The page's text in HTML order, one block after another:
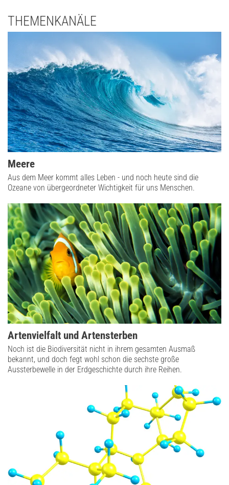
THEMENKANÄLE
Meere
Aus dem Meer kommt alles Leben - und noch heute sind die
Ozeane von übergeordneter Wichtigkeit für uns Menschen.
Artenvielfalt und Artensterben
Noch ist die Biodiversität nicht in ihrem gesamten Ausmaß
bekannt, und doch fegt wohl schon die sechste große
Aussterbewelle in der Erdgeschichte durch ihre Reihen.